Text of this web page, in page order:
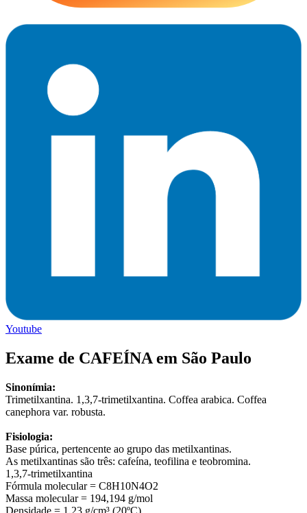
Youtube
Exame de CAFEÍNA em São Paulo
Sinonímia:
Trimetilxantina. 1,3,7-trimetilxantina. Coffea arabica. Coffea
canephora var. robusta.
Fisiologia:
Base púrica, pertencente ao grupo das metilxantinas.
As metilxantinas são três: cafeína, teofilina e teobromina.
1,3,7-trimetilxantina
Fórmula molecular = C8H10N4O2
Massa molecular = 194,194 g/mol
Densidade = 1,23 g/cm³ (20ºC)